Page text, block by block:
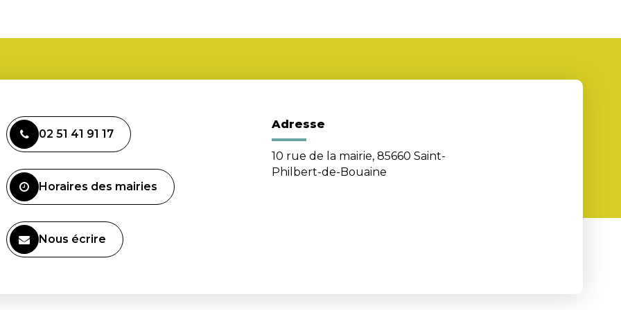
02 51 41 91 17
Horaires des mairies
Nous écrire
Adresse
10 rue de la mairie, 85660 Saint-
Philbert-de-Bouaine